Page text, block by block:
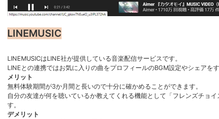
LINEMUSIC
LINEMUSICはLINE社が提供している音楽配信サービスです。
LINEとの連携ではお気に入りの曲をプロフィールのBGM設定やシェアを
メリット
無料体験期間が3か月間と長いので十分に確かめることができます。
自分の友達が何を聴いているか教えてくれる機能として「フレンズチョ
す。
デメリット